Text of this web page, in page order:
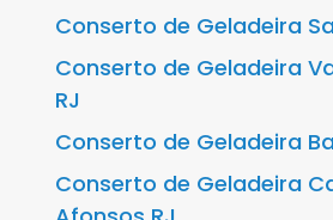
Conserto de Geladeira
Conserto de Geladeira
RJ
Conserto de Geladeira
Conserto de Geladeira